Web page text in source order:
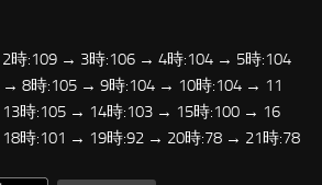
時:109 → 3時:106 → 4時:104 → 5時:104
8時:105 → 9時:104 → 10時:104 → 11
時:105 → 14時:103 → 15時:100 → 16
時:101 → 19時:92 → 20時:78 → 21時:78